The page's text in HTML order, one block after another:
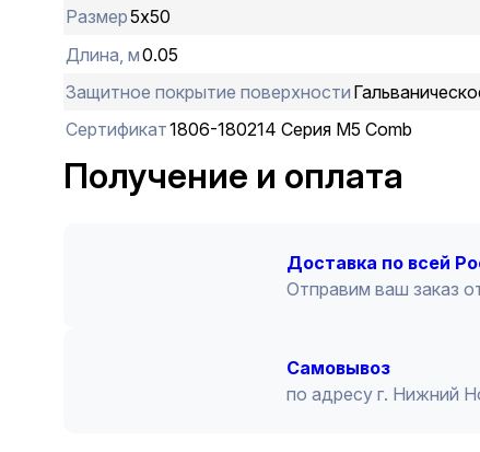
Размер5х50
Длина, м0.05
Защитное покрытие поверхности
Сертификат1806-180214 Серия М5 Comb
Получение и оплата
Доставка по всей
Отправим ваш заказ
Cамовывоз
по адресу г. Нижний